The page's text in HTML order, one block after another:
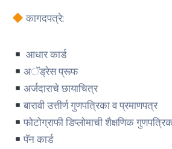
कागदपत्रे:
आधार कार्ड
अॅड्रेस प्रूफ
अर्जदाराचे छायाचित्र
बारावी उत्तीर्ण गुणपत्रिका व प्रमाणपत्र
फोटोग्राफी डिप्लोमाची शैक्षणिक
पॅन कार्ड